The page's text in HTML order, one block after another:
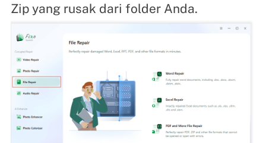
Zip yang rusak dari folder Anda.